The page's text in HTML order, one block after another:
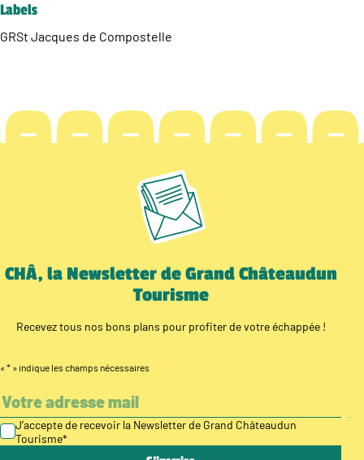
Labels
GRSt Jacques de Compostelle
CHÂ, la Newsletter de Grand Châteaudun
Tourisme
Recevez tous nos bons plans pour profiter de votre échappée !
« * » indique les champs nécessaires
J’accepte de recevoir la Newsletter de Grand Châteaudun
Tourisme*